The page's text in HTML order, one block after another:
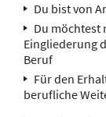
Du bist von
Du möchtest
Eingliederung
Beruf
Für den
berufliche